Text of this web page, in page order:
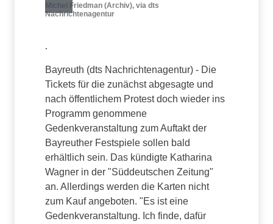
Michel Friedman (Archiv), via dts
Nachrichtenagentur
.
Bayreuth (dts Nachrichtenagentur) - Die
Tickets für die zunächst abgesagte und
nach öffentlichem Protest doch wieder ins
Programm genommene
Gedenkveranstaltung zum Auftakt der
Bayreuther Festspiele sollen bald
erhältlich sein. Das kündigte Katharina
Wagner in der "Süddeutschen Zeitung"
an. Allerdings werden die Karten nicht
zum Kauf angeboten. "Es ist eine
Gedenkveranstaltung. Ich finde, dafür